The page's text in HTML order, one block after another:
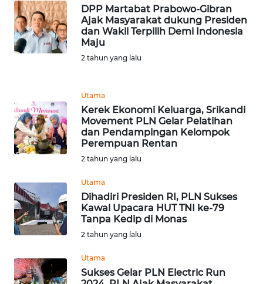
DPP Martabat Prabowo-Gibran
Ajak Masyarakat dukung Presiden
dan Wakil Terpilih Demi Indonesia
Maju
2 tahun yang lalu
Utama
Kerek Ekonomi Keluarga, Srikandi
Movement PLN Gelar Pelatihan
dan Pendampingan Kelompok
Perempuan Rentan
2 tahun yang lalu
Utama
Dihadiri Presiden RI, PLN Sukses
Kawal Upacara HUT TNI ke-79
Tanpa Kedip di Monas
2 tahun yang lalu
Utama
Sukses Gelar PLN Electric Run
TAPANULI
SELATAN
WN
WN
KARO
WN
LABUHANBATU
WN
TENGAH